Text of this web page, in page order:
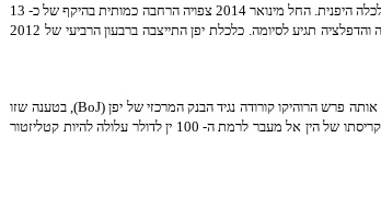
היפנית מהתאוששות ושנת 2011 הסתיימה בירידה של כ – 0.5% בתוצר. תקווה חדשה התעוררה במשק היפני בסוף 2012 עם בחירתו של שינזו אבה לראשות הממשלה אשר הצהיר כי הוא מבטיח להמריץ את הכלכלה היפנית. החל מינואר 2014 צפויה הרחבה כמותית בהיקף של כ- 13
טריליון ין לחודש (כ – 145 מיליארד דולר) וזאת עד להגעה ליעד האינפלציה כפי שקבע הבנק המרכזי (2%). כדי לעמוד בו יהיה צורך לפעול בנחישות ולשכנע את הצרכנים והמשקיעים שאכן רמת המחירים תעלה והדפלציה תגיע לסיומה. כלכלת יפן התייצבה ברבעון הרביעי של 2012
כמו-כן, האג"ח הממשלתי ל – 10 שנים רשם גם הוא עליות חדות והתשואה עומדת על כ- 0.5%. ביפן נשמעת ביקורת כלפי המדיניות המוניטרית האגרסיבית (הורדת ריבית לטווח הארוך במקביל להרחבה כמותית) אותה פרש הרוהיקו קורודה נגיד הבנק המרכזי של יפן (BoJ), בטענה שזו
תוביל לבועת נכסים מקומית כמו זו שהתרחשה בסוף שנות ה – 80. משנתו, זכתה גם לביקורת מחוץ, בטענה שחולשת הין עלולה לגרור גל של פיחותי מטבע בעולם, כפי שאנו עדים להם בימים האחרונים. המשך קריסתו של הין אל מעבר לרמת ה- 100 ין לדולר עלולה להיות קטליזטור